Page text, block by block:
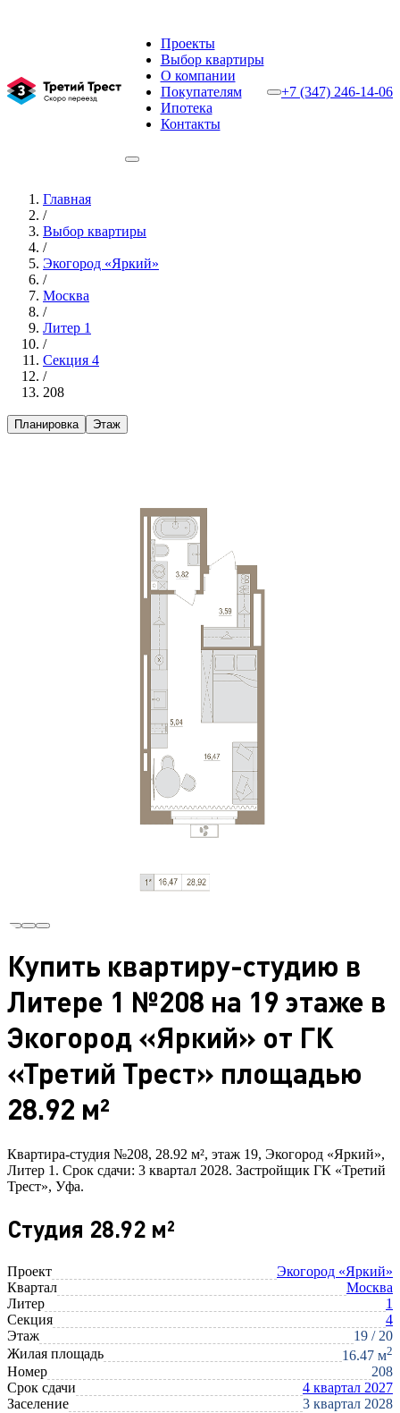
Проекты
Выбор квартиры
О компании
Покупателям
Ипотека
Контакты
+7 (347) 246-14-06
Главная
/
Выбор квартиры
/
Экогород «Яркий»
/
Москва
/
Литер 1
/
Секция 4
/
208
Планировка Этаж
Купить квартиру-студию в
Литере 1 №208 на 19 этаже в
Экогород «Яркий» от ГК
«Третий Трест» площадью
28.92 м²
Квартира-студия №208, 28.92 м², этаж 19, Экогород «Яркий»,
Литер 1. Срок сдачи: 3 квартал 2028. Застройщик ГК «Третий
Трест», Уфа.
Студия 28.92 м²
Проект
Экогород «Яркий»
Квартал
Москва
Литер
1
Секция
4
Этаж
19 / 20
Жилая площадь
16.47 м2
Номер
208
Срок сдачи
4 квартал 2027
Заселение
3 квартал 2028